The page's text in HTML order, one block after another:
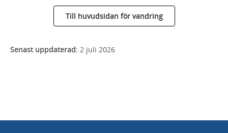
Till huvudsidan för vandring
Senast uppdaterad: 2 juli 2026